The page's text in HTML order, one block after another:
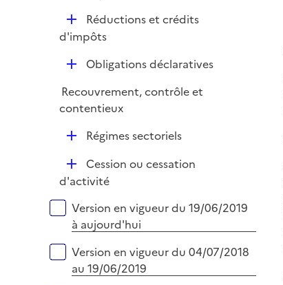
l
r
D
é
e
r
Réductions et crédits
d'impôts
D
p
l
Obligations déclaratives
Recouvrement, contrôle et
contentieux
D
l
i
e
r
Régimes sectoriels
D
é
l
i
e
Cession ou cessation
d'activité
Versions sur la période
Version en vigueur du 19/06/2019
à aujourd'hui
Version en vigueur du 04/07/2018
au 19/06/2019